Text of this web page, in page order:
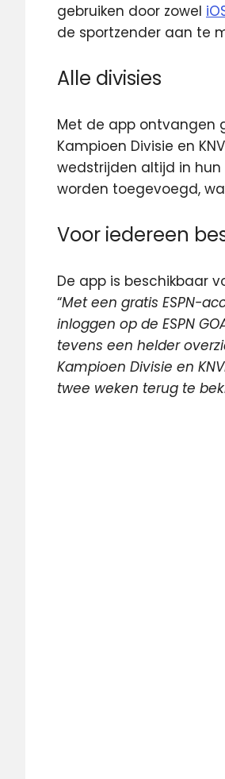
gebruiken door zowel
de sportzender aan te
Alle divisies
Met de app ontvangen
Kampioen Divisie en
wedstrijden altijd in
worden toegevoegd,
Voor iedereen
De app is beschikbaar
“Met een gratis ESPN-
inloggen op de ESPN
tevens een helder
Kampioen Divisie en
twee weken terug te